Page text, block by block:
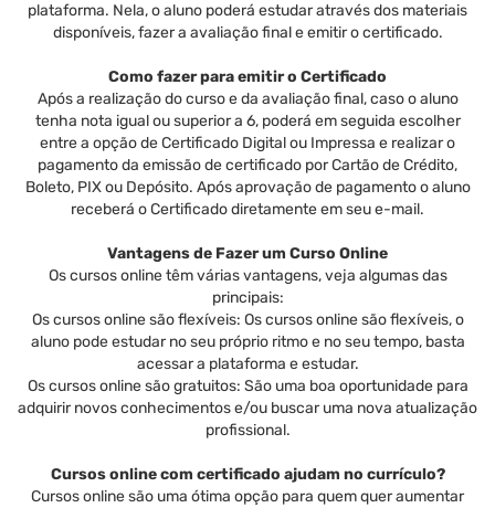
plataforma. Nela, o aluno poderá estudar através dos materiais
disponíveis, fazer a avaliação final e emitir o certificado.
Como fazer para emitir o Certificado
Após a realização do curso e da avaliação final, caso o aluno
tenha nota igual ou superior a 6, poderá em seguida escolher
entre a opção de Certificado Digital ou Impressa e realizar o
pagamento da emissão de certificado por Cartão de Crédito,
Boleto, PIX ou Depósito. Após aprovação de pagamento o aluno
receberá o Certificado diretamente em seu e-mail.
Vantagens de Fazer um Curso Online
Os cursos online têm várias vantagens, veja algumas das
principais:
Os cursos online são flexíveis: Os cursos online são flexíveis, o
aluno pode estudar no seu próprio ritmo e no seu tempo, basta
acessar a plataforma e estudar.
Os cursos online são gratuitos: São uma boa oportunidade para
adquirir novos conhecimentos e/ou buscar uma nova atualização
profissional.
Cursos online com certificado ajudam no currículo?
Cursos online são uma ótima opção para quem quer aumentar